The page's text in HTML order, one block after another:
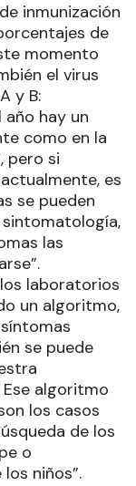
inmunización
de
momento
el virus
y B:
hay un
como en la
pero si
es
se pueden
las
laboratorios
un algoritmo,
se puede
algoritmo
los casos
de los
o
niños”.